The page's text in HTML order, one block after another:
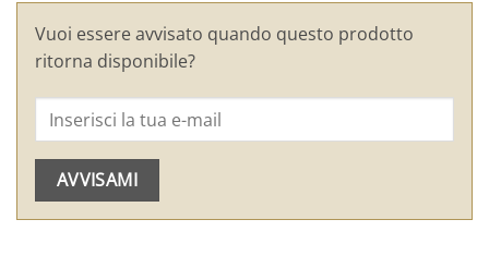
Vuoi essere avvisato quando questo prodotto
ritorna disponibile?
AVVISAMI